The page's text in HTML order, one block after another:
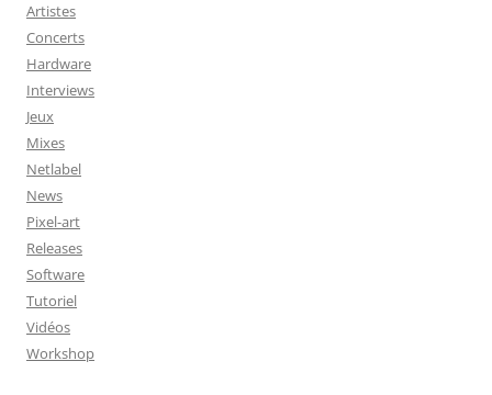
Artistes
Concerts
Hardware
Interviews
Jeux
Mixes
Netlabel
News
Pixel-art
Releases
Software
Tutoriel
Vidéos
Workshop